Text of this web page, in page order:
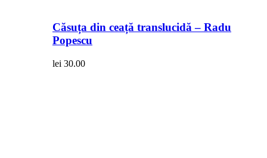
Căsuța din ceață translucidă – Radu
Popescu
lei 30.00